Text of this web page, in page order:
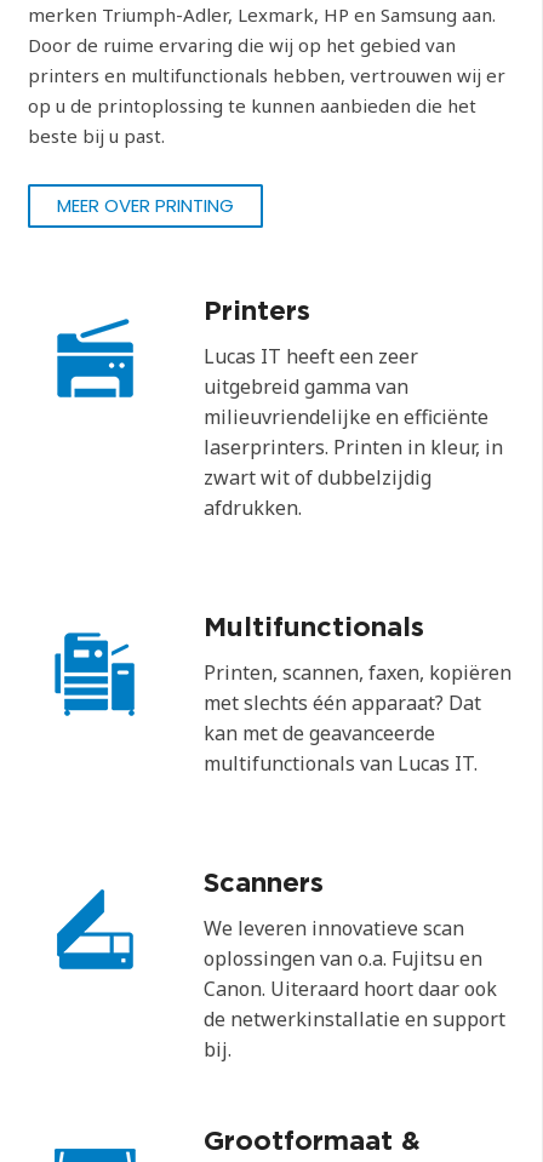
merken Triumph-Adler, Lexmark, HP en Samsung aan.
Door de ruime ervaring die wij op het gebied van
printers en multifunctionals hebben, vertrouwen wij er
op u de printoplossing te kunnen aanbieden die het
beste bij u past.
MEER OVER PRINTING
Printers
Lucas IT heeft een zeer
uitgebreid gamma van
milieuvriendelijke en efficiënte
laserprinters. Printen in kleur, in
zwart wit of dubbelzijdig
afdrukken.
Multifunctionals
Printen, scannen, faxen, kopiëren
met slechts één apparaat? Dat
kan met de geavanceerde
multifunctionals van Lucas IT.
Scanners
We leveren innovatieve scan
oplossingen van o.a. Fujitsu en
Canon. Uiteraard hoort daar ook
de netwerkinstallatie en support
bij.
Grootformaat &